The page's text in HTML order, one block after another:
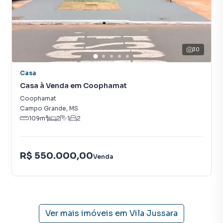
30
Casa
Casa à Venda em Coophamat
Coophamat
Campo Grande, MS
109m² 2 1 2
R$ 550.000,00Venda
Ver mais imóveis em Vila Jussara